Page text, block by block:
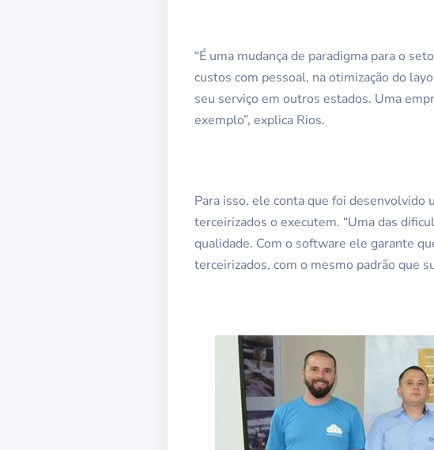
“É uma mudança de paradigma para o
custos com pessoal, na otimização do
seu serviço em outros estados. Uma
exemplo”, explica Rios.
Para isso, ele conta que foi
terceirizados o executem. “Uma das
qualidade. Com o software ele garante
terceirizados, com o mesmo padrão que